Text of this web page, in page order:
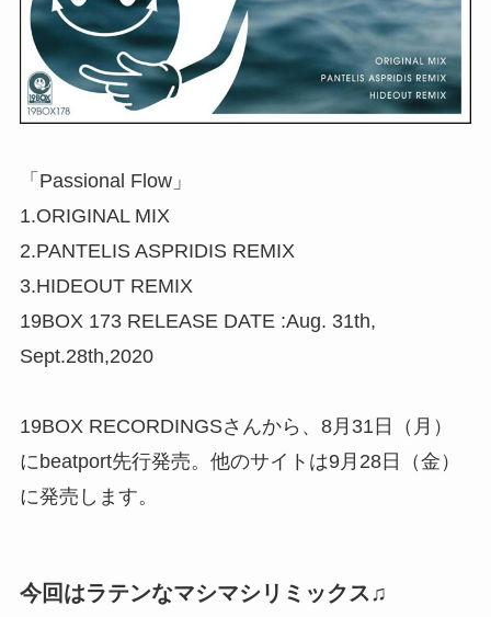
「Passional Flow」
1.ORIGINAL MIX
2.PANTELIS ASPRIDIS REMIX
3.HIDEOUT REMIX
19BOX 173 RELEASE DATE :Aug. 31th,
Sept.28th,2020
19BOX RECORDINGSさんから、8月31日（月）
にbeatport先行発売。他のサイトは9月28日（金）
に発売します。
今回はラテンなマシマシリミックス♫